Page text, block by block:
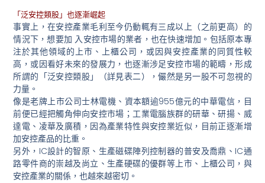
「泛安控類股」也逐漸崛起
事實上，在安控產業毛利至今仍動輒有三成以上（之前更高）的
情況下，想要加 入安控市場的業者，也在快速增加。包括原本專
注於其他領域的上市、上櫃公司，或因與安控產業的同質性較
高，或因看好未來的發展力，也逐漸涉足安控市場的範疇，形成
所謂的「泛安控類股」（詳見表二），儼然是另一股不可忽視的
力量。
像是老牌上市公司士林電機、資本額逾955億元的中華電信，目
前便已經把觸角伸向安控市場；工業電腦族群的研華、研揚、威
達電、凌華及廣積，因為產業特性與安控業近似，目前正逐漸增
加安控產品的比重。
另外，IC設計的智原、生產磁碟陣列控制器的普安及喬鼎、IC通
路零件商的崇越及尚立、生產硬碟的優群等上市、上櫃公司，與
安控產業的關係，也越來越密切。